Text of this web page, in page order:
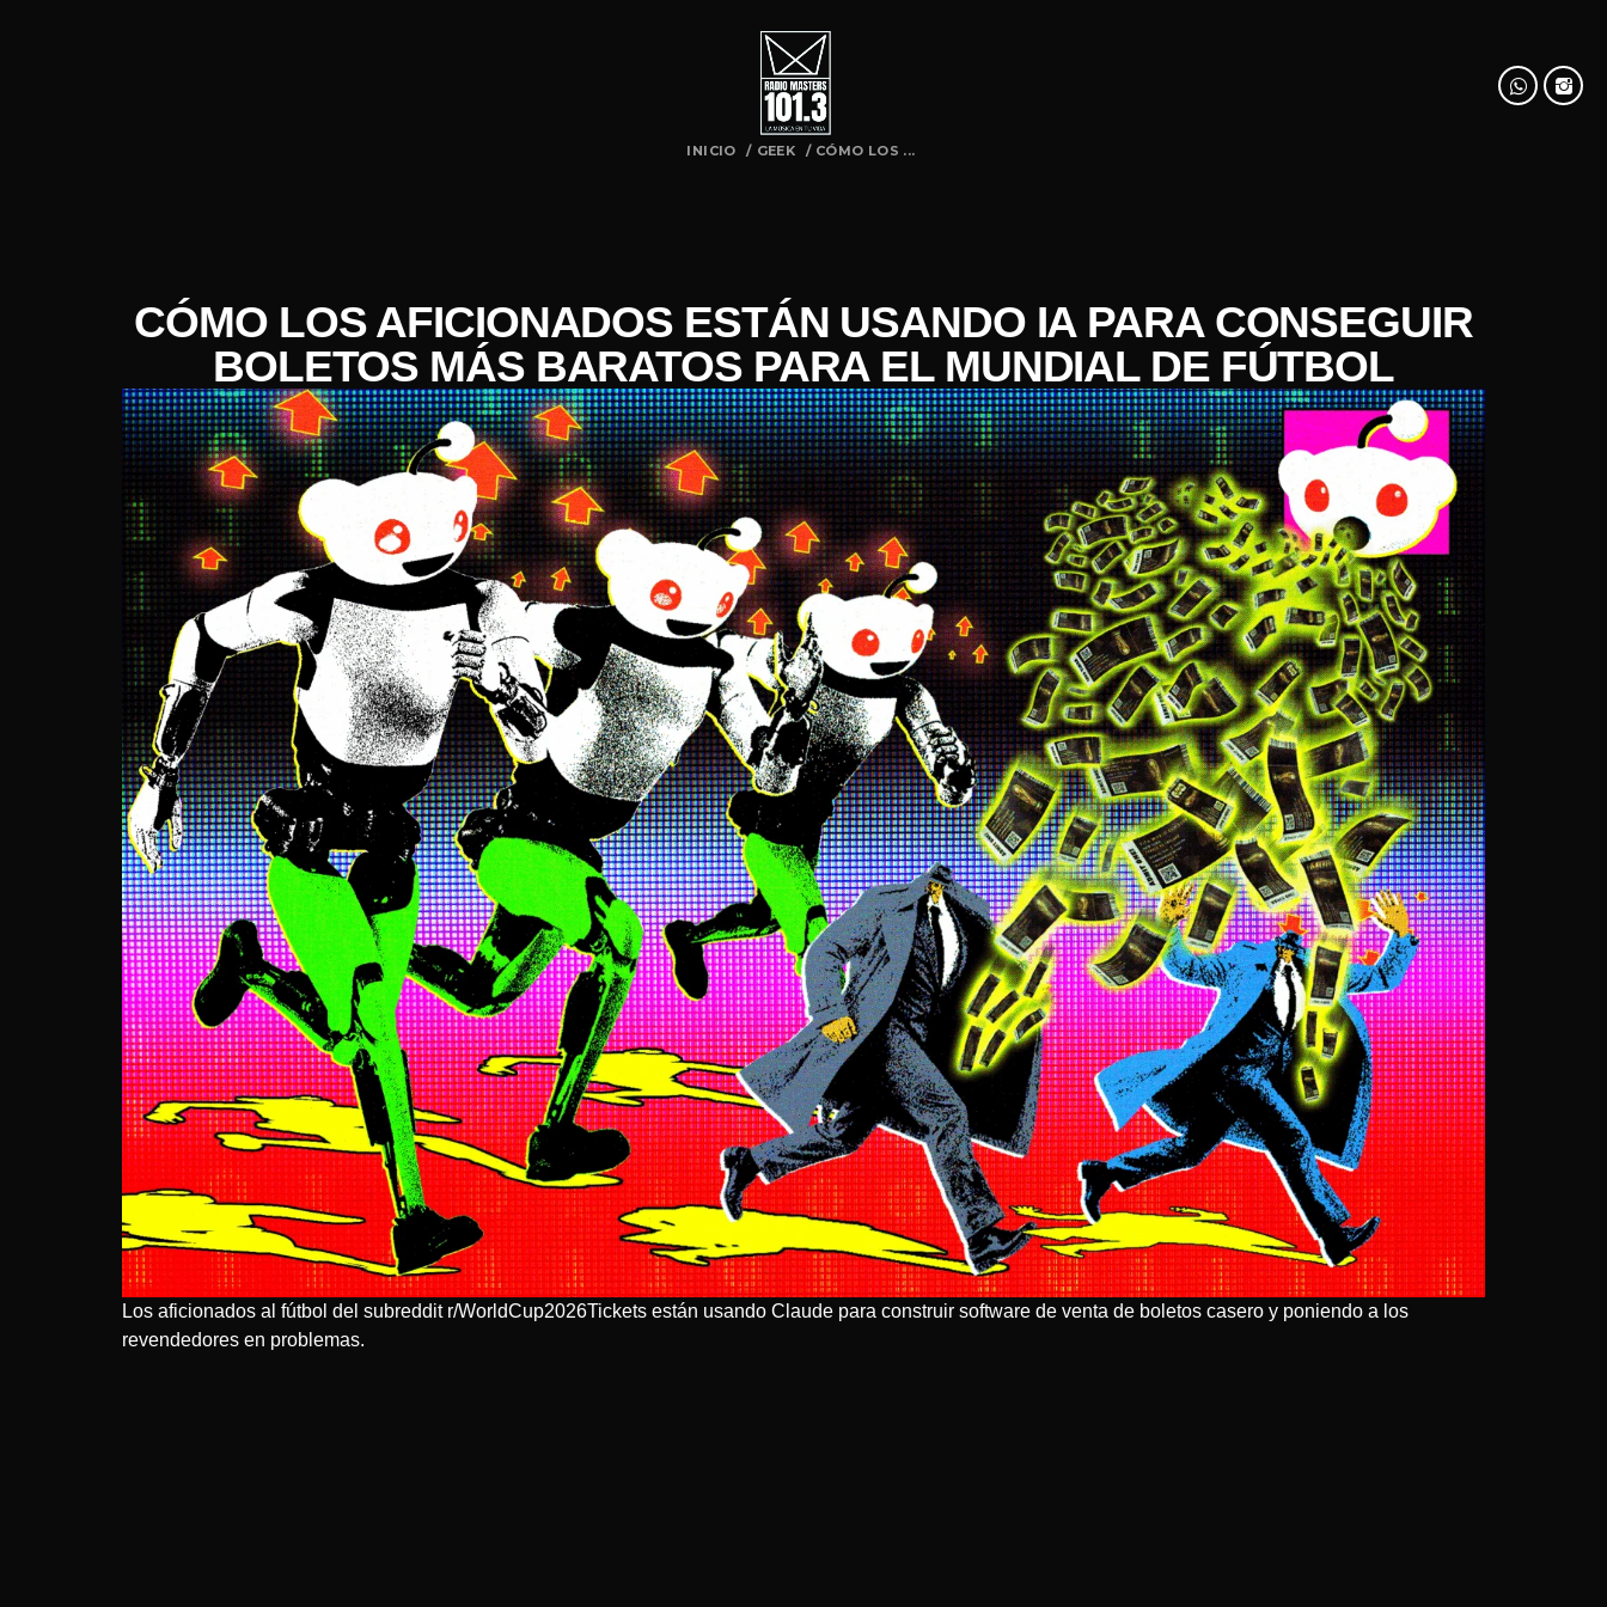
INICIO / GEEK / CÓMO LOS ...
CÓMO LOS AFICIONADOS ESTÁN USANDO IA PARA CONSEGUIR
BOLETOS MÁS BARATOS PARA EL MUNDIAL DE FÚTBOL
Los aficionados al fútbol del subreddit r/WorldCup2026Tickets están usando Claude para construir software de venta de boletos casero y poniendo a los
revendedores en problemas.